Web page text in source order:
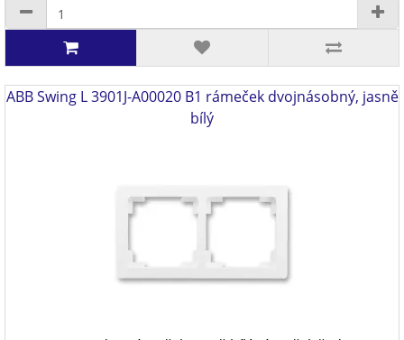
ABB Swing L 3901J-A00020 B1 rámeček dvojnásobný, jasně
bílý